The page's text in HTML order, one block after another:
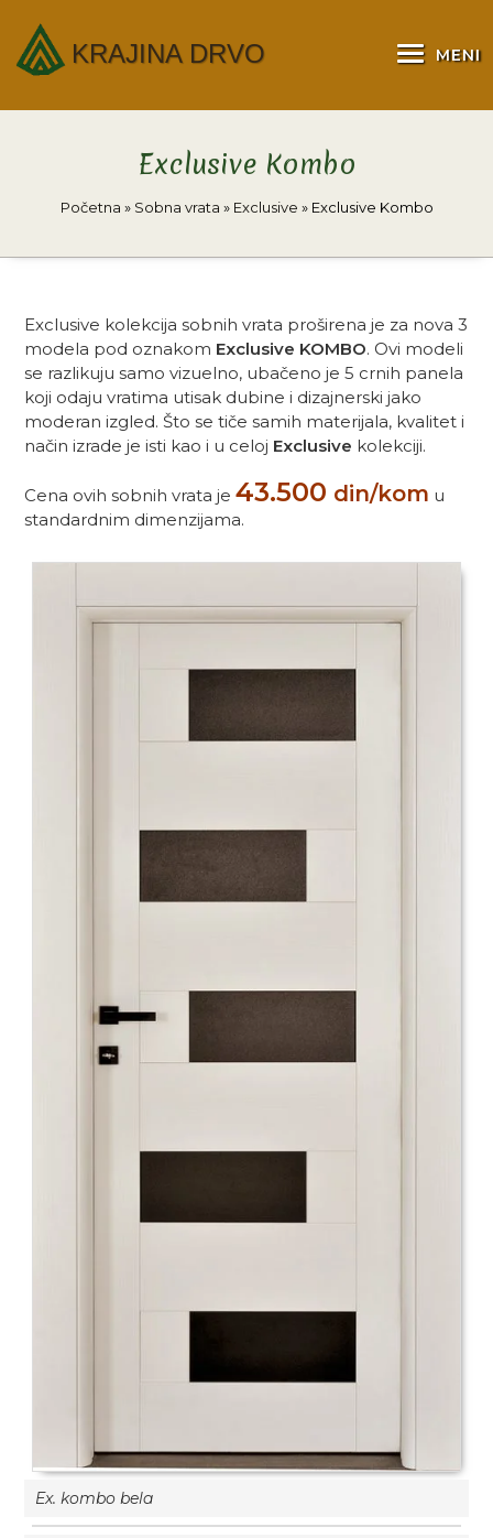
KRAJINA DRVO MENI
Exclusive Kombo
Početna » Sobna vrata » Exclusive » Exclusive Kombo
Exclusive kolekcija sobnih vrata proširena je za nova 3
modela pod oznakom Exclusive KOMBO. Ovi modeli
se razlikuju samo vizuelno, ubačeno je 5 crnih panela
koji odaju vratima utisak dubine i dizajnerski jako
moderan izgled. Što se tiče samih materijala, kvalitet i
način izrade je isti kao i u celoj Exclusive kolekciji.
Cena ovih sobnih vrata je43.500 din/kom u
standardnim dimenzijama.
Ex. kombo bela